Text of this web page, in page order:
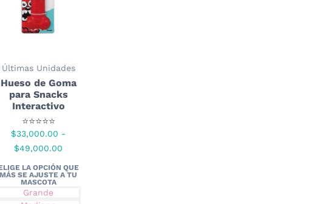
Últimas Unidades
Hueso de Goma
para Snacks
Interactivo
⭐⭐⭐⭐⭐
$33,000.00 -
$49,000.00
precios:
Grande